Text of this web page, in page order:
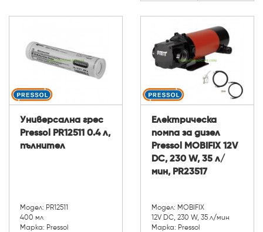
Универсална грес
Pressol PR12511 0.4 л,
пълнител
Модел: PR12511
400 мл
Марка: Pressol
Електрическа
помпа за дизел
Pressol MOBIFIX 12V
DC, 230 W, 35 л/
мин, PR23517
Модел: MOBIFIX
12V DC, 230 W, 35 л/мин
Марка: Pressol